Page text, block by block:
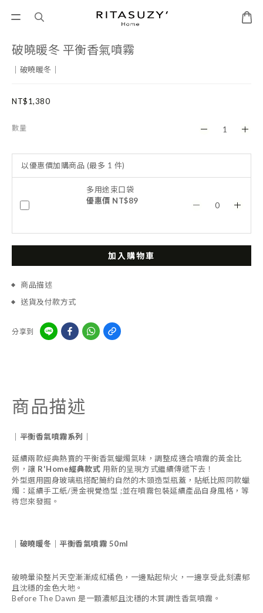
破曉暖冬 平衡香氣噴霧
｜破曉暖冬｜
NT$1,380
數量
以優惠價加購商品 (最多 1 件)
多用途束口袋
優惠價 NT$89
加入購物車
商品描述
送貨及付款方式
分享到
商品描述
｜平衡香氣噴霧系列｜
延續兩款經典熱賣的平衡香氣蠟燭氣味，調整成適合噴霧的黃金比
例，讓 R'Home經典款式 用新的呈現方式繼續傳遞下去！
外型選用圓身玻璃瓶搭配簡約自然的木頭造型瓶蓋，貼紙比照同款蠟
燭：延續手工紙/燙金視覺造型 ;並在噴霧包裝延續產品自身風格，等
待您來發掘。
｜破曉暖冬｜平衡香氣噴霧 50ml
破曉暈染整片天空漸漸成紅橘色，一邊點起柴火，一邊享受此刻濃郁
且沈穩的金色大地。
Before The Dawn 是一顆濃郁且沈穩的木質調性香氣噴霧。